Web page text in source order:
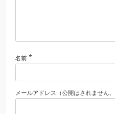
名前 *
メールアドレス（公開はされません。